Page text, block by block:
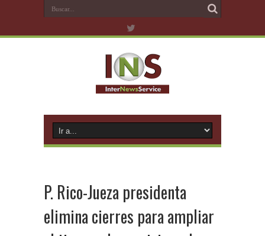
P. Rico-Jueza presidenta
elimina cierres para ampliar